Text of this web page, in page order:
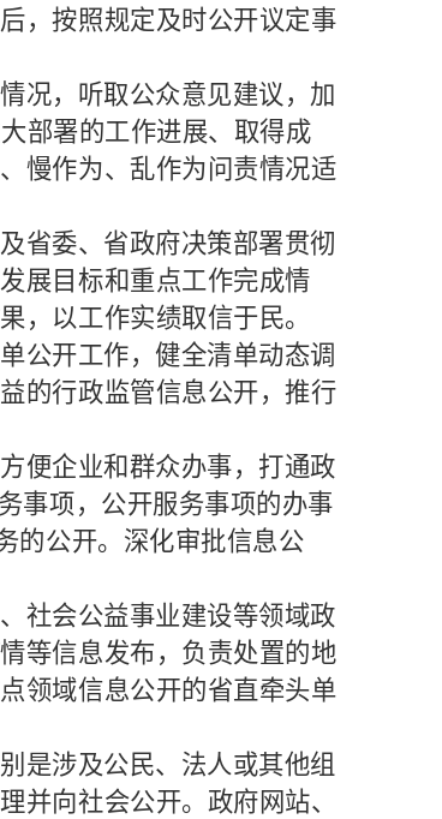
，按照规定及时公开议定事
况，听取公众意见建议，加
部署的工作进展、取得成
慢作为、乱作为问责情况适
省委、省政府决策部署贯彻
展目标和重点工作完成情
，以工作实绩取信于民。
公开工作，健全清单动态调
的行政监管信息公开，推行
便企业和群众办事，打通政
事项，公开服务事项的办事
的公开。深化审批信息公
社会公益事业建设等领域政
等信息发布，负责处置的地
领域信息公开的省直牵头单
是涉及公民、法人或其他组
并向社会公开。政府网站、